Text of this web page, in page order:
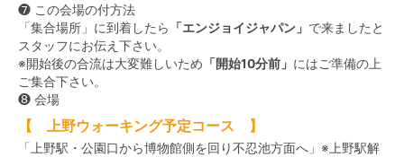
❼ この会場の付方法
「集合場所」に到着したら
「エンジョイジャパン」 で来ましたと
スタッフにお伝え下さい。
※開始後の合流は大変難しいため 「開始10分前」 にはご準備の上
ご集合下さい。
❽ 会場
【 上野ウォーキング予定コース 】
「上野駅・公園口から博物館側を回り不忍池方面へ」※上野駅解